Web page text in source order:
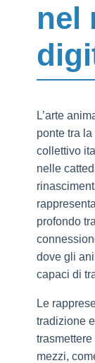
nel
L’arte
ponte tra
collettivo
nelle
profondo
dove gli
capaci di
Le
tradizione
mezzi,